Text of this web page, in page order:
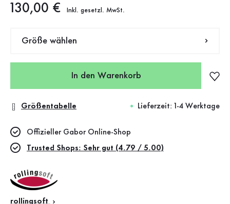
Neuer Preis
130,00 € Inkl. gesetzl. MwSt.
Größe wählen
In den Warenkorb
Größentabelle Lieferzeit: 1-4 Werktage
Offizieller Gabor Online-Shop
Trusted Shops: Sehr gut (4.79 / 5.00)
rollingsoft